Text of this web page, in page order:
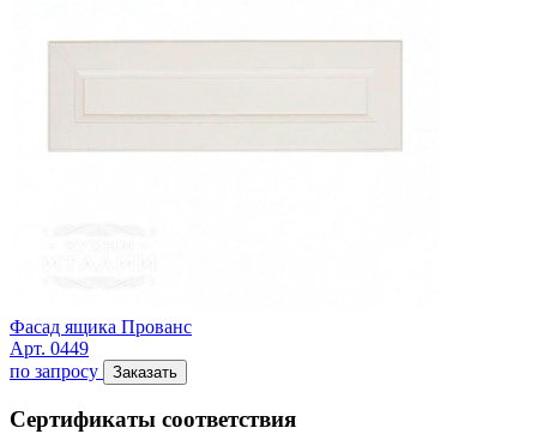
Фасад ящика Прованс
Арт. 0449
по запросу
Заказать
Сертификаты соответствия